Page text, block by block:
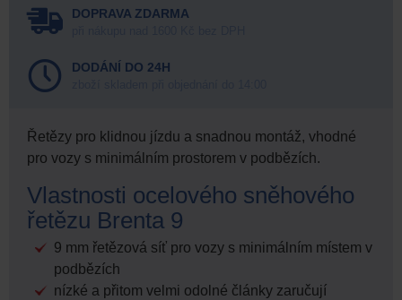
DOPRAVA ZDARMA
DODÁNÍ DO 24H
Řetězy pro klidnou jízdu a snadnou montáž, vhodné
pro vozy s minimálním prostorem v podbězích.
Vlastnosti ocelového sněhového
řetězu Brenta 9
9 mm řetězová síť pro vozy s minimálním místem v
podbězích
nízké a přitom velmi odolné články zaručují